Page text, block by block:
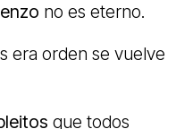
no es eterno.
era orden se vuelve
que todos